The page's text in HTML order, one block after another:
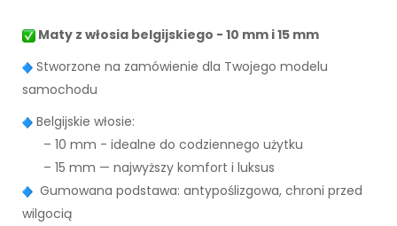
Maty z włosia belgijskiego - 10 mm i 15 mm
Stworzone na zamówienie dla Twojego modelu
samochodu
Belgijskie włosie:
– 10 mm - idealne do codziennego użytku
– 15 mm — najwyższy komfort i luksus
Gumowana podstawa: antypoślizgowa, chroni przed
wilgocią